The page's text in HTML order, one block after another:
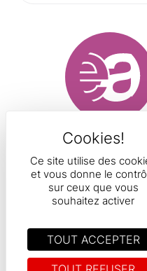
Ce site utilise des
et vous donne le
sur ceux que vous
souhaitez activer
TOUT ACCEPTER
Boulevard
7000 Mons
Belgique